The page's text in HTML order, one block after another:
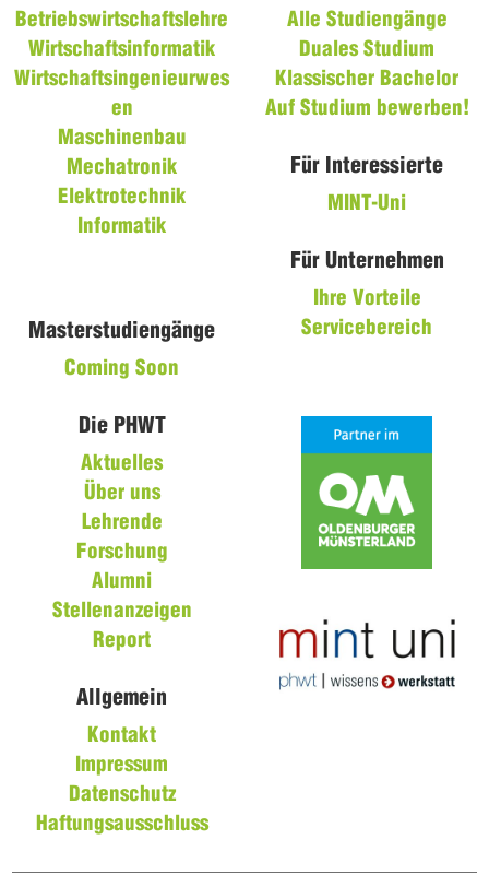
Betriebswirtschaftslehre
Wirtschaftsinformatik
Wirtschaftsingenieurwes
en
Maschinenbau
Mechatronik
Elektrotechnik
Informatik
Masterstudiengänge
Coming Soon
Alle Studiengänge
Duales Studium
Klassischer Bachelor
Auf Studium bewerben!
Für Interessierte
MINT-Uni
Für Unternehmen
Ihre Vorteile
Servicebereich
Die PHWT
Aktuelles
Über uns
Lehrende
Forschung
Alumni
Stellenanzeigen
Report
Allgemein
Kontakt
Impressum
Datenschutz
Haftungsausschluss